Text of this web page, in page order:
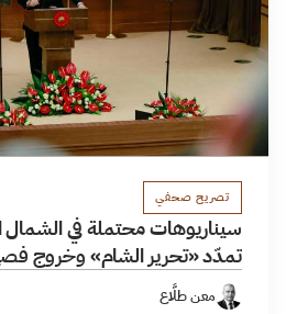
تصريح صحفي
سيناريوهات محتملة في
تمدّد «تحرير الشام» وخروج
معن طلَّاع